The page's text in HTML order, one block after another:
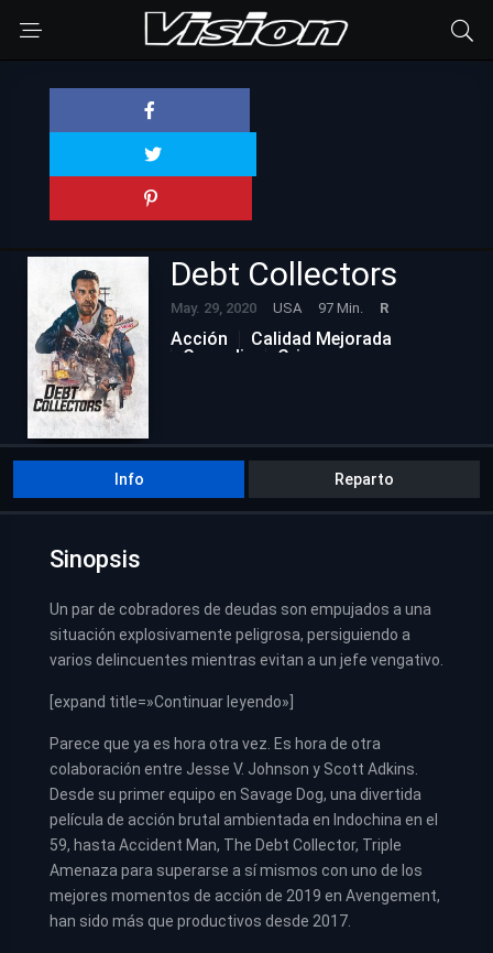
Debt Collectors
May. 29, 2020 USA 97 Min. R
Acción
Calidad Mejorada
Comedia
Crimen
Info Reparto
Sinopsis
Un par de cobradores de deudas son empujados a una
situación explosivamente peligrosa, persiguiendo a
varios delincuentes mientras evitan a un jefe vengativo.
[expand title=»Continuar leyendo»]
Parece que ya es hora otra vez. Es hora de otra
colaboración entre Jesse V. Johnson y Scott Adkins.
Desde su primer equipo en Savage Dog, una divertida
película de acción brutal ambientada en Indochina en el
59, hasta Accident Man, The Debt Collector, Triple
Amenaza para superarse a sí mismos con uno de los
mejores momentos de acción de 2019 en Avengement,
han sido más que productivos desde 2017.